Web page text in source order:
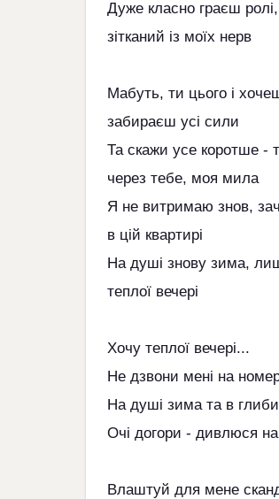
Дуже класно граєш
зітканий із моїх нерв
Мабуть, ти цього і
забираєш усі сили
Та скажи усе коротше -
через тебе, моя мила
Я не витримаю знов,
в цій квартирі
На душі знову зима,
теплої вечері
Хочу теплої вечері...
Не дзвони мені на
На душі зима та в
Очі догори - дивлюся
Влаштуй для мене